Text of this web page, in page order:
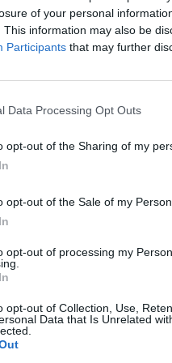
of your personal
This information may also be
Participants that may further
Data Processing Opt Outs
opt-out of the Sharing of my
opt-out of the Sale of my
opt-out of processing my
opt-out of Collection, Use,
Data that Is Unrelated
i dotyczy opakowań o
RÓWNIEŻ:
3600 zł miesięcznie